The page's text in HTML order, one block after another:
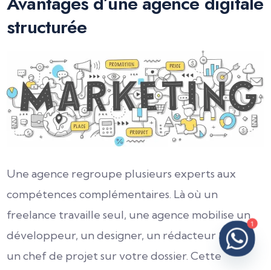
structurée
Une agence regroupe plusieurs experts aux
compétences complémentaires. Là où un
freelance travaille seul, une agence mobilise un
développeur, un designer, un rédacteur SEO et
un chef de projet sur votre dossier. Cette
1